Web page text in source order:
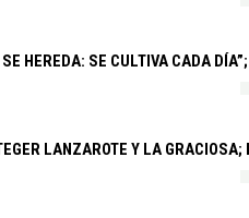
HEREDA: SE CULTIVA CADA
LANZAROTE Y LA